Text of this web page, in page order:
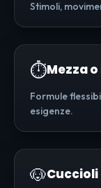
Stimoli,
⏱️Mezza
Formule
esigenze.
🐶Cuccioli